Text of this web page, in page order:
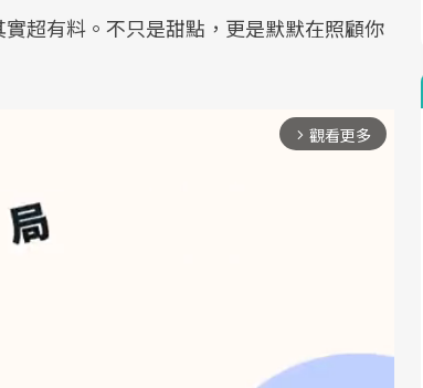
超有料。不只是甜點，更是默默在照顧你
arrow_forward_ios 觀看更多
前往專題
前往專題
前往專題